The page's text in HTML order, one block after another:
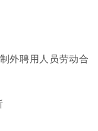
外聘用人员劳动合